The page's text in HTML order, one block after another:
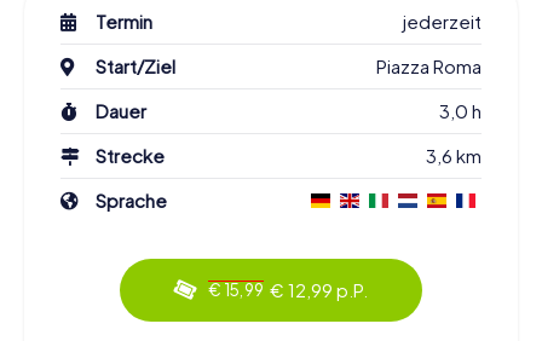
Termin
jederzeit
Start/Ziel
Piazza Roma
Dauer
3,0 h
Strecke
3,6 km
Sprache
€ 15,99 € 12,99 p.P.